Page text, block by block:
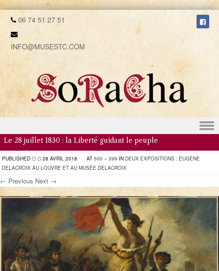
06 74 51 27 51
INFO@MUSESTC.COM
Skip to content
Le 28 juillet 1830 : la Liberté guidant le peuple
PUBLISHED 28 AVRIL 2018 AT 500 × 399 IN DEUX EXPOSITIONS : EUGÈNE
DELACROIX AU LOUVRE ET AU MUSÉE DELACROIX
← Previous Next →